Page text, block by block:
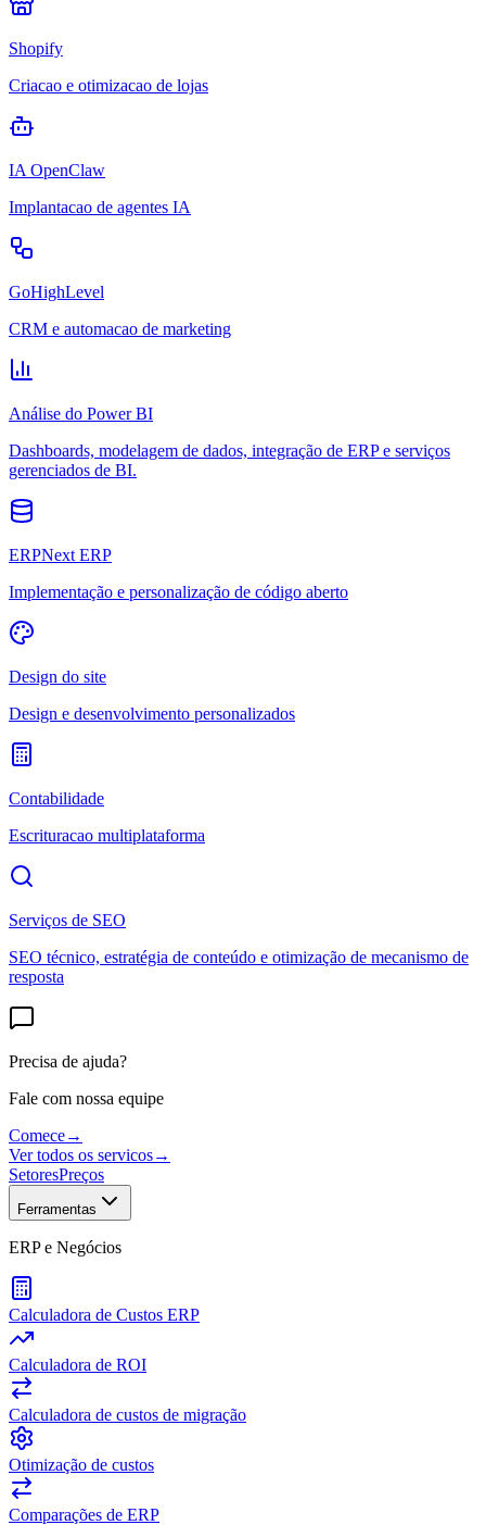
Shopify
Criacao e otimizacao de lojas
IA OpenClaw
Implantacao de agentes IA
GoHighLevel
CRM e automacao de marketing
Análise do Power BI
Dashboards, modelagem de dados, integração de ERP e serviços
gerenciados de BI.
ERPNext ERP
Implementação e personalização de código aberto
Design do site
Design e desenvolvimento personalizados
Contabilidade
Escrituracao multiplataforma
Serviços de SEO
SEO técnico, estratégia de conteúdo e otimização de mecanismo de
resposta
Precisa de ajuda?
Fale com nossa equipe
Comece→
Ver todos os servicos→
SetoresPreços
Ferramentas
ERP e Negócios
Calculadora de Custos ERP
Calculadora de ROI
Calculadora de custos de migração
Otimização de custos
Comparações de ERP